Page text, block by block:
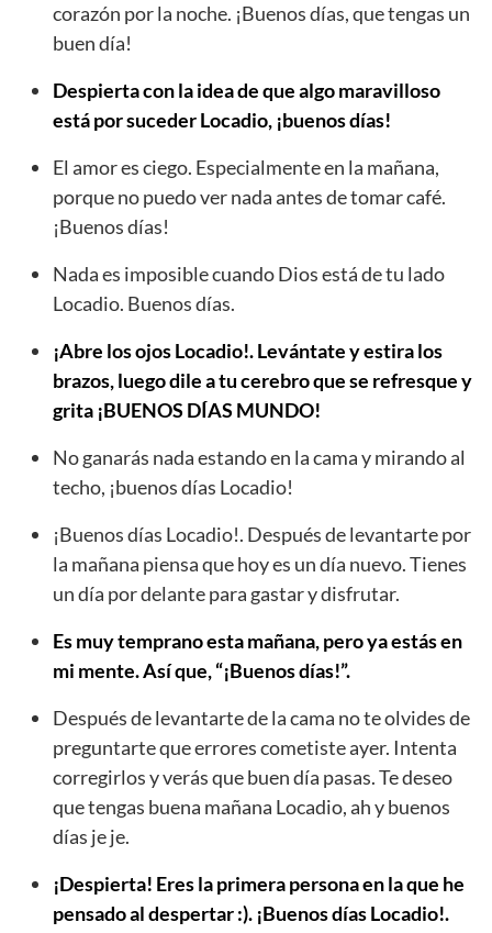
corazón por la noche. ¡Buenos días, que tengas un
buen día!
Despierta con la idea de que algo maravilloso
está por suceder Locadio, ¡buenos días!
El amor es ciego. Especialmente en la mañana,
porque no puedo ver nada antes de tomar café.
¡Buenos días!
Nada es imposible cuando Dios está de tu lado
Locadio. Buenos días.
¡Abre los ojos Locadio!. Levántate y estira los
brazos, luego dile a tu cerebro que se refresque y
grita ¡BUENOS DÍAS MUNDO!
No ganarás nada estando en la cama y mirando al
techo, ¡buenos días Locadio!
¡Buenos días Locadio!. Después de levantarte por
la mañana piensa que hoy es un día nuevo. Tienes
un día por delante para gastar y disfrutar.
Es muy temprano esta mañana, pero ya estás en
mi mente. Así que, “¡Buenos días!”.
Después de levantarte de la cama no te olvides de
preguntarte que errores cometiste ayer. Intenta
corregirlos y verás que buen día pasas. Te deseo
que tengas buena mañana Locadio, ah y buenos
días je je.
¡Despierta! Eres la primera persona en la que he
pensado al despertar :). ¡Buenos días Locadio!.